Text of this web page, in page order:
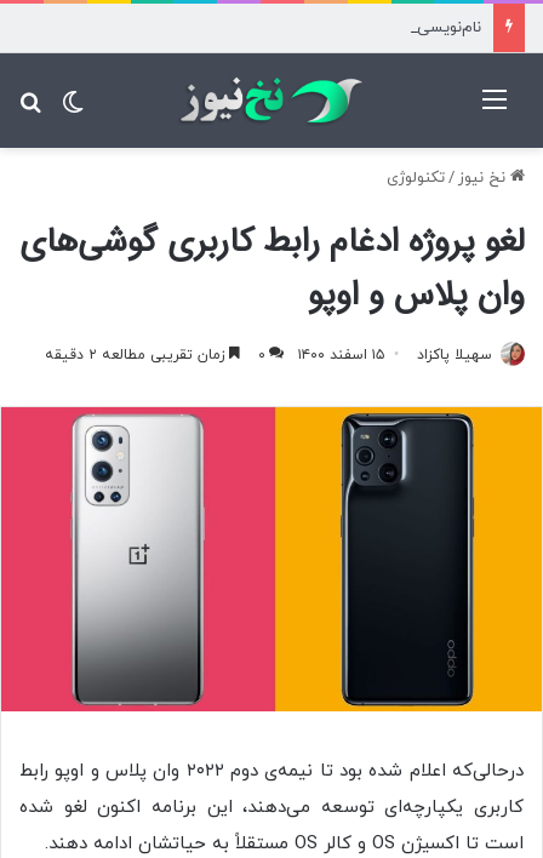
نام‌نویسی آزمون کارشناسی ارشد علوم پزشکی فردا آغاز می شود
نخ نیوز /تکنولوژی
لغو پروژه ادغام رابط کاربری گوشی‌های
وان پلاس و اوپو
سهیلا پاکزاد ۱۵ اسفند ۱۴۰۰ ۰ زمان تقریبی مطالعه ۲ دقیقه
درحالی‌که اعلام شده بود تا نیمه‌ی دوم ۲۰۲۲ وان پلاس و اوپو رابط
کاربری یکپارچه‌ای توسعه می‌دهند، این برنامه اکنون لغو شده
است تا اکسیژن OS و کالر OS مستقلاً به حیاتشان ادامه دهند.